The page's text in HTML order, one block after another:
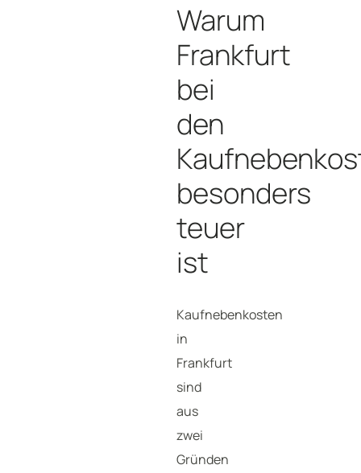
Warum
Frankfurt
bei
den
besonders
teuer
ist
Kaufnebenkosten
in
Frankfurt
sind
aus
zwei
Gründen